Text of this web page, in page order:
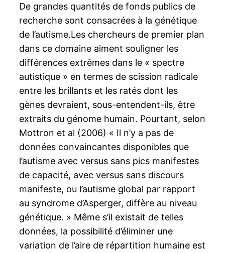
De grandes quantités de fonds publics de
recherche sont consacrées à la génétique
de l’autisme.Les chercheurs de premier plan
dans ce domaine aiment souligner les
différences extrêmes dans le « spectre
autistique » en termes de scission radicale
entre les brillants et les ratés dont les
gènes devraient, sous-entendent-ils, être
extraits du génome humain. Pourtant, selon
Mottron et al (2006) « Il n’y a pas de
données convaincantes disponibles que
l’autisme avec versus sans pics manifestes
de capacité, avec versus sans discours
manifeste, ou l’autisme global par rapport
au syndrome d’Asperger, diffère au niveau
génétique. » Même s’il existait de telles
données, la possibilité d’éliminer une
variation de l’aire de répartition humaine est